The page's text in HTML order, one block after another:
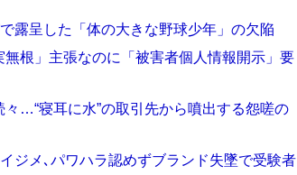
露呈した「体の大きな野球少年」の欠陥
根」主張なのに「被害者個人情報開示」要
…“寝耳に水”の取引先から噴出する怨嗟の
ジメ､パワハラ認めずブランド失墜で受験者